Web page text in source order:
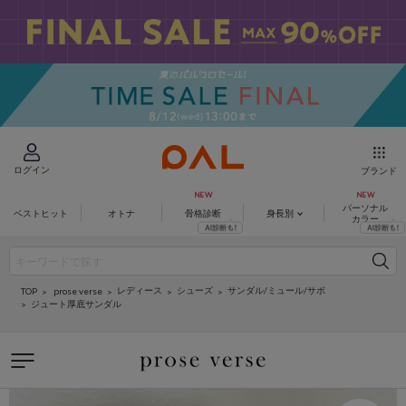
ログイン ブランド
ベストヒット オトナ 骨格診断 身長別
パーソナル
カラー
TOP prose verse レディース シューズ
サンダル/ミュール/サボ
ジュート厚底サンダル